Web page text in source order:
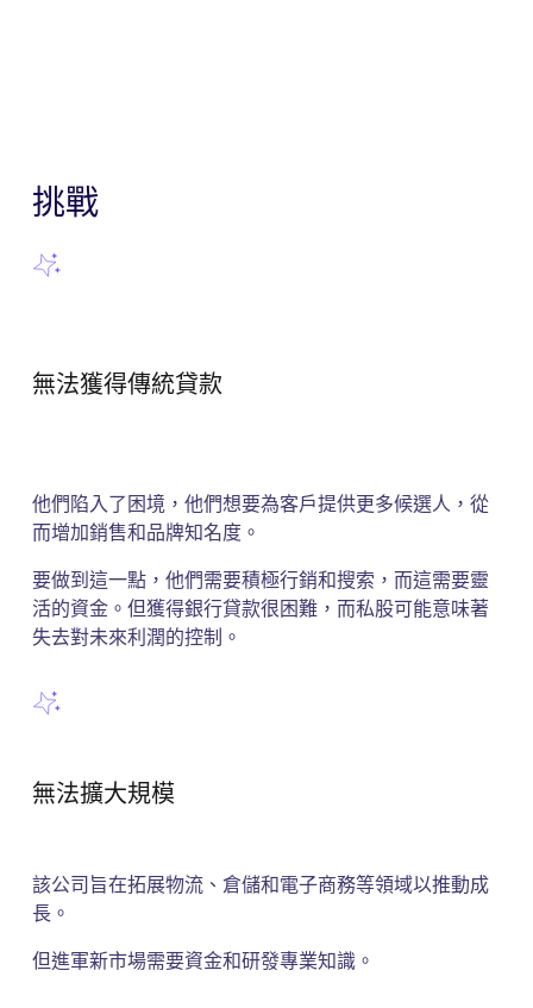
挑戰
無法獲得傳統貸款
他們陷入了困境，他們想要為客戶提供更多候選人，從
而增加銷售和品牌知名度。
要做到這一點，他們需要積極行銷和搜索，而這需要靈
活的資金。但獲得銀行貸款很困難，而私股可能意味著
失去對未來利潤的控制。
無法擴大規模
該公司旨在拓展物流、倉儲和電子商務等領域以推動成
長。
但進軍新市場需要資金和研發專業知識。